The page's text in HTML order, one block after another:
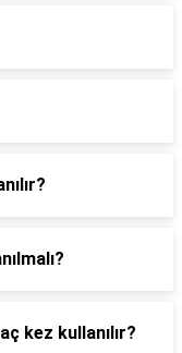
kez kullanılır?